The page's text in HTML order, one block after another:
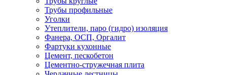
Трубы профильные
Уголки
Утеплители, паро (гидро) изоляция
Фанера, ОСП, Оргалит
Фартуки кухонные
Цемент, пескобетон
Цементно-стружечная плита